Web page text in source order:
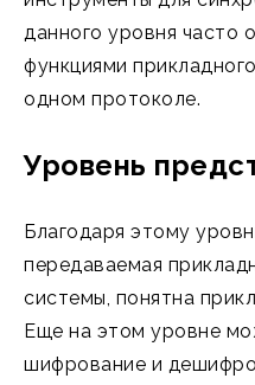
данного уровня часто
функциями
одном протоколе.
Уровень
Благодаря этому
передаваемая
системы, понятна
Еще на этом уровне
шифрование и